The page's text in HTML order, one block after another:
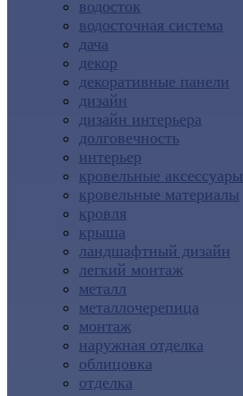
водосток
водосточная система
дача
декор
декоративные панели
дизайн
дизайн интерьера
долговечность
интерьер
кровельные аксессуары
кровельные материалы
кровля
крыша
ландшафтный дизайн
легкий монтаж
металл
металлочерепица
монтаж
наружная отделка
облицовка
отделка